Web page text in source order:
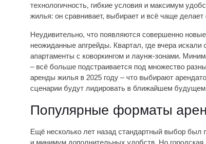
технологичность, гибкие условия и максимум
жилья: он сравнивает, выбирает и всё чаще
Неудивительно, что появляются совершенно
неожиданные апгрейды. Квартал, где вчера
апартаменты с коворкингом и лаунж-зонами.
– всё больше подстраивается под множество
аренды жилья в 2025 году – что выбирают
сценарии будут лидировать в ближайшем
Популярные форматы
Ещё несколько лет назад стандартный выбор был
и минимум дополнительных удобств. Но